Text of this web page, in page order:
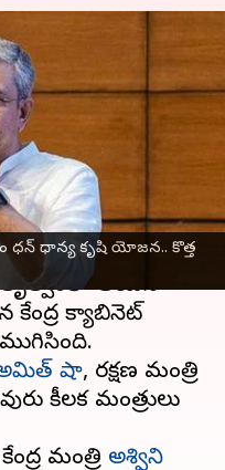
ధన్ ధాన్య కృషి యోజన.. కొత్త
రైతులకు
ధన్ ధాన్య
కేంద్ర
03:26 pm
ఆయన
క్యాబినెట్
షా, రక్షణ మంత్రి
కీలక మంత్రులు
మంత్రి అశ్విని